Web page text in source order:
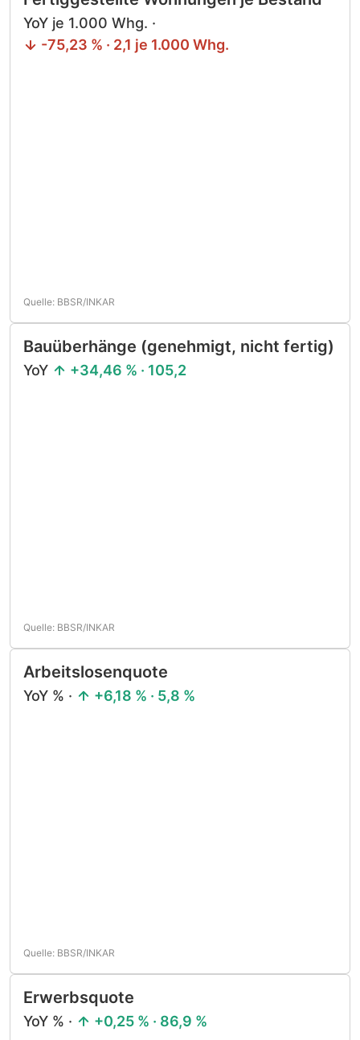
YoY je 1.000 Whg. ·
-75,23 % · 2,1 je 1.000 Whg.
Quelle: BBSR/INKAR
Bauüberhänge (genehmigt, nicht fertig)
YoY +34,46 % · 105,2
Quelle: BBSR/INKAR
Arbeitslosenquote
YoY % · +6,18 % · 5,8 %
Quelle: BBSR/INKAR
Erwerbsquote
YoY % · +0,25 % · 86,9 %